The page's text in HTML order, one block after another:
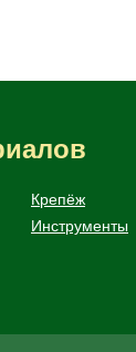
Крепёж
Инструменты